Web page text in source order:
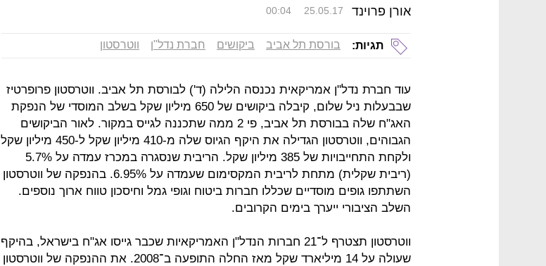
אורן פרוינד 00:04 25.05.17
תגיות: בורסת תל אביב ביקושים חברת נדל"ן ווטרסטון
עוד חברת נדל"ן אמריקאית נכנסה הלילה (ד') לבורסת תל אביב. ווטרסטון פרופרטיז
שבבעלות ניל שלום, קיבלה ביקושים של 650 מיליון שקל בשלב המוסדי של הנפקת
האג"ח שלה בבורסת תל אביב, פי 2 ממה שתכננה לגייס במקור. לאור הביקושים
הגבוהים, ווטרסטון הגדילה את היקף הגיוס שלה מ-410 מיליון שקל ל-450 מיליון שקל
ולקחת התחייבויות של 385 מיליון שקל. הריבית שנסגרה במכרז עמדה על 5.7%
(ריבית שקלית) מתחת לריבית המקסימום שעמדה על 6.95%. בהנפקה של ווטרסטון
השתתפו גופים מוסדיים שכללו חברות ביטוח וגופי גמל וחיסכון טווח ארוך נוספים.
השלב הציבורי ייערך בימים הקרובים.
ווטרסטון תצטרף ל־21 חברות הנדל"ן האמריקאיות שכבר גייסו אג"ח בישראל, בהיקף
שעולה על 14 מיליארד שקל מאז החלה התופעה ב־2008. את ההנפקה של ווטרסטון